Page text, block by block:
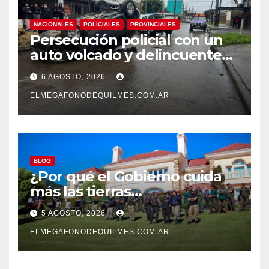
NACIONALES POLICIALES PROVINCIALES
Persecución policial con un
auto volcado y delincuentes
detenidos en San Francisco
Solano
6 AGOSTO, 2026
ELMEGAFONODEQUILMES.COM.AR
BLOG
¿Por qué el Gobierno cuida
más las tierras
extranjerizadas que el
patrimonio de todos los
argentinos?
5 AGOSTO, 2026
ELMEGAFONODEQUILMES.COM.AR